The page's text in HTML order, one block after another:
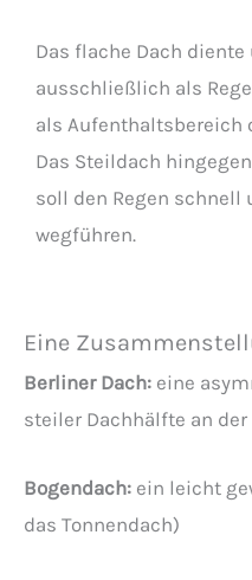
Das flache Dach
ausschließlich als
als Aufenthaltsbereich
Das Steildach
soll den Regen schnell
wegführen.
Eine
Berliner Dach: eine
steiler Dachhälfte an
Bogendach: ein leicht
das Tonnendach)